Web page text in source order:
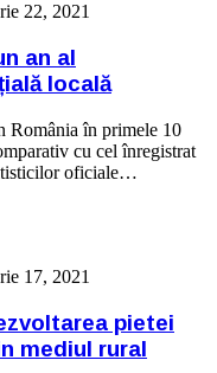
22, 2021
an al
locală
România în primele 10
cu cel înregistrat
oficiale…
17, 2021
pietei
mediul rural